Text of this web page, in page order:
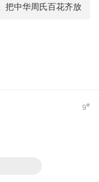
把中华周氏百花齐放
9#